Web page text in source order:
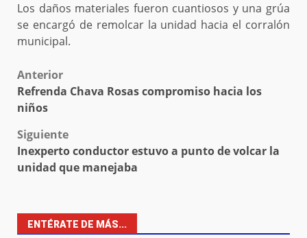
Los daños materiales fueron cuantiosos y una grúa
se encargó de remolcar la unidad hacia el corralón
municipal.
Post
navigation
Anterior
Refrenda Chava Rosas compromiso hacia los
niños
Siguiente
Inexperto conductor estuvo a punto de volcar la
unidad que manejaba
ENTÉRATE DE MÁS...